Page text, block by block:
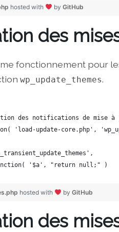
hosted with by GitHub
des
fonctionnement pour
wp_update_themes.
des notifications de mise à
'load-update-core.php',
'$a', "return null;" )
hosted with by GitHub
des